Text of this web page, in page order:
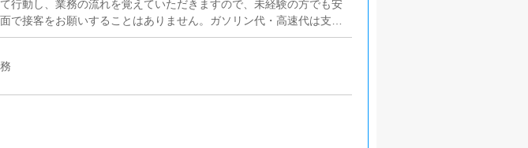
行動し、業務の流れを覚えていただきますので、未経験の方でも安
で接客をお願いすることはありません。ガソリン代・高速代は支給
空き時間に、事務所や待機室、キャスト寮の清掃を行っていただきま